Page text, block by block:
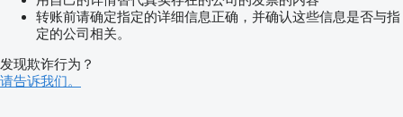
转账前请确定指定的详细信息正确，并确认这些信息是否与指
定的公司相关。
发现欺诈行为？
请告诉我们。